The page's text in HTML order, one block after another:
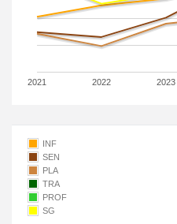
2021 2022 2023
INF
SEN
PLA
TRA
PROF
SG